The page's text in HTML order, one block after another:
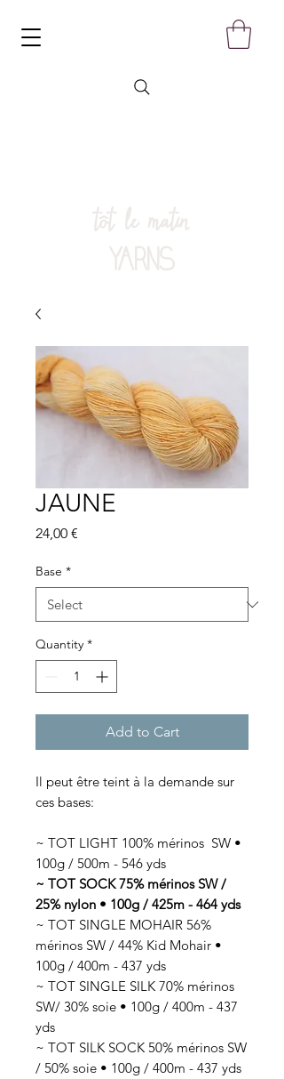
tôt le matin
YARNS
JAUNE
24,00 €
Base *
Quantity *
Add to Cart
Il peut être teint à la demande sur
ces bases:
~ TOT LIGHT 100% mérinos SW •
100g / 500m - 546 yds
~ TOT SOCK 75% mérinos SW /
25% nylon • 100g / 425m - 464 yds
~ TOT SINGLE MOHAIR 56%
mérinos SW / 44% Kid Mohair •
100g / 400m - 437 yds
~ TOT SINGLE SILK 70% mérinos
SW/ 30% soie • 100g / 400m - 437
yds
~ TOT SILK SOCK 50% mérinos SW
/ 50% soie • 100g / 400m - 437 yds